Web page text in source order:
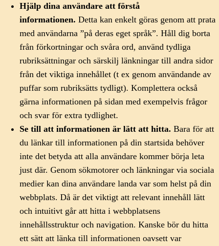
Hjälp dina användare att förstå
informationen. Detta kan enkelt göras genom att prata
med användarna ”på deras eget språk”. Håll dig borta
från förkortningar och svåra ord, använd tydliga
rubriksättningar och särskilj länkningar till andra sidor
från det viktiga innehållet (t ex genom användande av
puffar som rubriksätts tydligt). Komplettera också
gärna informationen på sidan med exempelvis frågor
och svar för extra tydlighet.
Se till att informationen är lätt att hitta. Bara för att
du länkar till informationen på din startsida behöver
inte det betyda att alla användare kommer börja leta
just där. Genom sökmotorer och länkningar via sociala
medier kan dina användare landa var som helst på din
webbplats. Då är det viktigt att relevant innehåll lätt
och intuitivt går att hitta i webbplatsens
innehållsstruktur och navigation. Kanske bör du hitta
ett sätt att länka till informationen oavsett var